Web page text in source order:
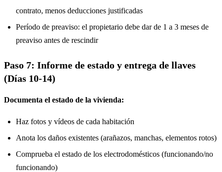
contrato, menos deducciones justificadas
Período de preaviso: el propietario debe dar de 1 a 3 meses de
preaviso antes de rescindir
Paso 7: Informe de estado y entrega de llaves
(Días 10-14)
Documenta el estado de la vivienda:
Haz fotos y vídeos de cada habitación
Anota los daños existentes (arañazos, manchas, elementos rotos)
Comprueba el estado de los electrodomésticos (funcionando/no
funcionando)